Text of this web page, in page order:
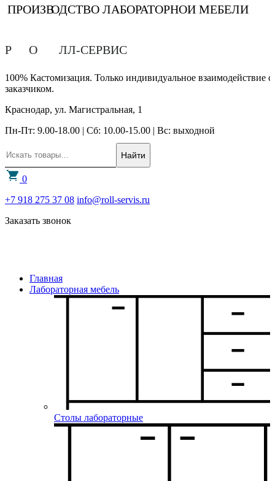
Р О ЛЛ-СЕРВИС
ПРОИЗВОДСТВО ЛАБОРАТОРНОЙ МЕБЕЛИ
100% Кастомизация. Только индивидуальное взаимодействие с
заказчиком.
Краснодар, ул. Магистральная, 1
Пн-Пт: 9.00-18.00 | Сб: 10.00-15.00 | Вс: выходной
Найти
0
+7 918 275 37 08 info@roll-servis.ru
Заказать звонок
Главная
Лабораторная мебель
Столы лабораторные